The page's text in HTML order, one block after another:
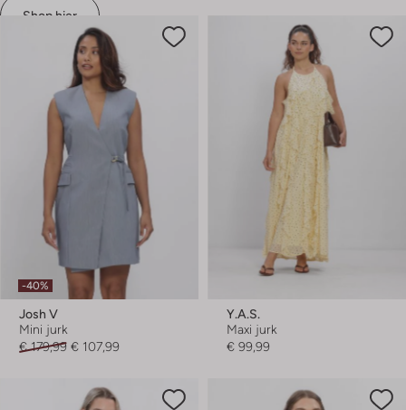
Shop hier
-40%
Josh V
Mini jurk
€ 179,99 € 107,99
Y.a.s.
Maxi jurk
€ 99,99